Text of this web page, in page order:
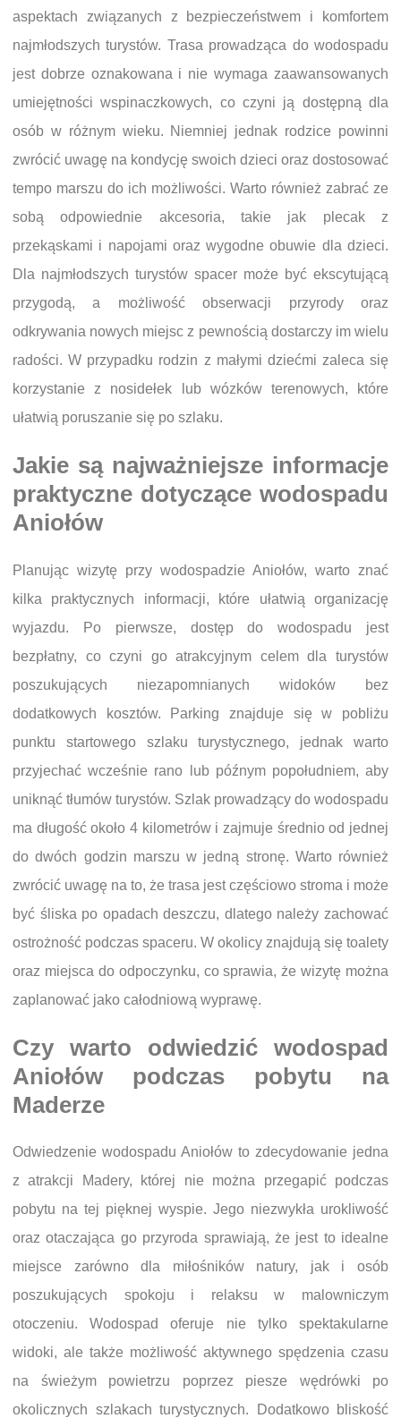
aspektach związanych z bezpieczeństwem i komfortem
najmłodszych turystów. Trasa prowadząca do wodospadu
jest dobrze oznakowana i nie wymaga zaawansowanych
umiejętności wspinaczkowych, co czyni ją dostępną dla
osób w różnym wieku. Niemniej jednak rodzice powinni
zwrócić uwagę na kondycję swoich dzieci oraz dostosować
tempo marszu do ich możliwości. Warto również zabrać ze
sobą odpowiednie akcesoria, takie jak plecak z
przekąskami i napojami oraz wygodne obuwie dla dzieci.
Dla najmłodszych turystów spacer może być ekscytującą
przygodą, a możliwość obserwacji przyrody oraz
odkrywania nowych miejsc z pewnością dostarczy im wielu
radości. W przypadku rodzin z małymi dziećmi zaleca się
korzystanie z nosidełek lub wózków terenowych, które
ułatwią poruszanie się po szlaku.
Jakie są najważniejsze informacje
praktyczne dotyczące wodospadu
Aniołów
Planując wizytę przy wodospadzie Aniołów, warto znać
kilka praktycznych informacji, które ułatwią organizację
wyjazdu. Po pierwsze, dostęp do wodospadu jest
bezpłatny, co czyni go atrakcyjnym celem dla turystów
poszukujących niezapomnianych widoków bez
dodatkowych kosztów. Parking znajduje się w pobliżu
punktu startowego szlaku turystycznego, jednak warto
przyjechać wcześnie rano lub późnym popołudniem, aby
uniknąć tłumów turystów. Szlak prowadzący do wodospadu
ma długość około 4 kilometrów i zajmuje średnio od jednej
do dwóch godzin marszu w jedną stronę. Warto również
zwrócić uwagę na to, że trasa jest częściowo stroma i może
być śliska po opadach deszczu, dlatego należy zachować
ostrożność podczas spaceru. W okolicy znajdują się toalety
oraz miejsca do odpoczynku, co sprawia, że wizytę można
zaplanować jako całodniową wyprawę.
Czy warto odwiedzić wodospad
Aniołów podczas pobytu na
Maderze
Odwiedzenie wodospadu Aniołów to zdecydowanie jedna
z atrakcji Madery, której nie można przegapić podczas
pobytu na tej pięknej wyspie. Jego niezwykła urokliwość
oraz otaczająca go przyroda sprawiają, że jest to idealne
miejsce zarówno dla miłośników natury, jak i osób
poszukujących spokoju i relaksu w malowniczym
otoczeniu. Wodospad oferuje nie tylko spektakularne
widoki, ale także możliwość aktywnego spędzenia czasu
na świeżym powietrzu poprzez piesze wędrówki po
okolicznych szlakach turystycznych. Dodatkowo bliskość